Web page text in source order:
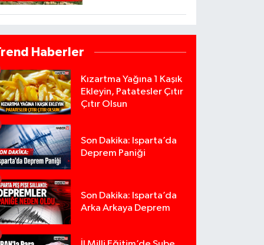
Haberler
Kızartma Yağına 1 Kaşık
Ekleyin, Patatesler Çıtır
Çıtır Olsun
Son Dakika: Isparta’da
Deprem Paniği
Son Dakika: Isparta’da
Arka Arkaya Deprem